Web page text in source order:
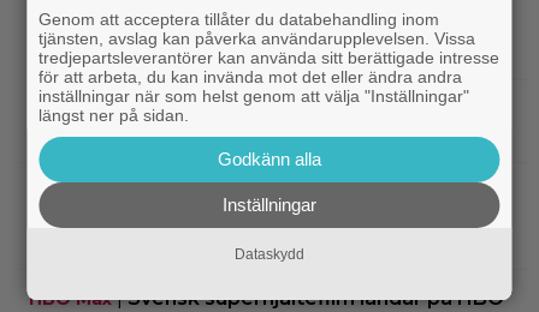
Disney|Dwayne Johnson försvarar ”Vaiana”
efter sågningarna: ”Sånt händer”
TV-tips|Undvik på tv: 2019 kom en skrämmande
dålig film – som fick fyra värdelösa uppföljare
Klassiker
klassiker blev en jättesuccé – 97% på Rotten
HBO Max|Svensk superhjältefilm landar på HBO
Genom att acceptera tillåter du databehandling inom
tjänsten, avslag kan påverka användarupplevelsen. Vissa
tredjepartsleverantörer kan använda sitt berättigade intresse
för att arbeta, du kan invända mot det eller ändra andra
inställningar när som helst genom att välja "Inställningar"
längst ner på sidan.
Godkänn alla
Inställningar
Dataskydd